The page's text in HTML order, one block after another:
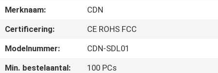
FABRIEKSRONDLEIDING
KWALITEITSCONTROLE
Merknaam:
CDN
Certificering:
CE ROHS FCC
Modelnummer:
CDN-SDL01
Min. bestelaantal:
100 PCs